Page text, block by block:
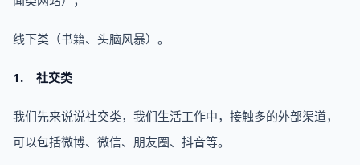
线下类（书籍、头脑风暴）。
1. 社交类
我们先来说说社交类，我们生活工作中，接触多的外部渠道，
可以包括微博、微信、朋友圈、抖音等。